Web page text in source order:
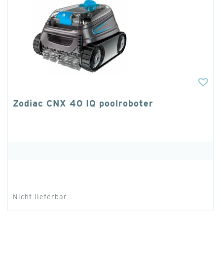
Zodiac CNX 40 IQ poolroboter
Nicht lieferbar